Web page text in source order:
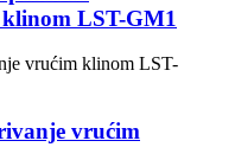
LST-GM1
vrućim